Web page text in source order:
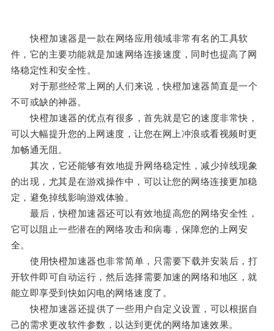
快橙加速器是一款在网络应用领域非常有名的工具软
件，它的主要功能就是加速网络连接速度，同时也提高了网
络稳定性和安全性。
对于那些经常上网的人们来说，快橙加速器简直是一个
不可或缺的神器。
快橙加速器的优点有很多，首先就是它的速度非常快，
可以大幅提升您的上网速度，让您在网上冲浪或看视频时更
加畅通无阻。
其次，它还能够有效地提升网络稳定性，减少掉线现象
的出现，尤其是在游戏操作中，可以让您的网络连接更加稳
定，避免掉线影响游戏体验。
最后，快橙加速器还可以有效地提高您的网络安全性，
它可以阻止一些潜在的网络攻击和病毒，保障您的上网安
全。
使用快橙加速器也非常简单，只需要下载并安装后，打
开软件即可自动运行，然后选择需要加速的网络和地区，就
能立即享受到快如闪电的网络速度了。
快橙加速器还提供了一些用户自定义设置，可以根据自
己的需求更改软件参数，以达到更优的网络加速效果。